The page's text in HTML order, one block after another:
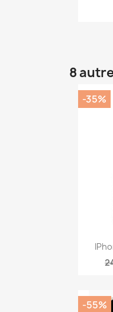
8
-35%
-55%